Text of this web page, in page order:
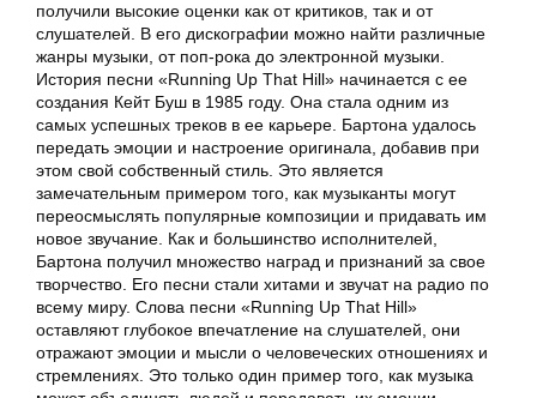
получили высокие оценки как от критиков, так и от
слушателей. В его дискографии можно найти различные
жанры музыки, от поп-рока до электронной музыки.
История песни «Running Up That Hill» начинается с ее
создания Кейт Буш в 1985 году. Она стала одним из
самых успешных треков в ее карьере. Бартона удалось
передать эмоции и настроение оригинала, добавив при
этом свой собственный стиль. Это является
замечательным примером того, как музыканты могут
переосмыслять популярные композиции и придавать им
новое звучание. Как и большинство исполнителей,
Бартона получил множество наград и признаний за свое
творчество. Его песни стали хитами и звучат на радио по
всему миру. Слова песни «Running Up That Hill»
оставляют глубокое впечатление на слушателей, они
отражают эмоции и мысли о человеческих отношениях и
стремлениях. Это только один пример того, как музыка